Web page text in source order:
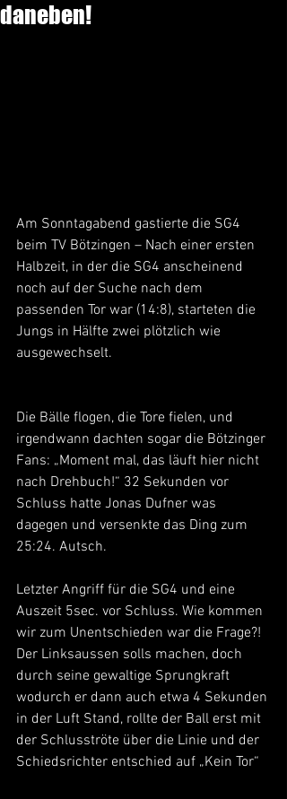
daneben!
Am Sonntagabend gastierte die SG4
beim TV Bötzingen – Nach einer ersten
Halbzeit, in der die SG4 anscheinend
noch auf der Suche nach dem
passenden Tor war (14:8), starteten die
Jungs in Hälfte zwei plötzlich wie
ausgewechselt.
Die Bälle flogen, die Tore fielen, und
irgendwann dachten sogar die Bötzinger
Fans: „Moment mal, das läuft hier nicht
nach Drehbuch!“ 32 Sekunden vor
Schluss hatte Jonas Dufner was
dagegen und versenkte das Ding zum
25:24. Autsch.
Letzter Angriff für die SG4 und eine
Auszeit 5sec. vor Schluss. Wie kommen
wir zum Unentschieden war die Frage?!
Der Linksaussen solls machen, doch
durch seine gewaltige Sprungkraft
wodurch er dann auch etwa 4 Sekunden
in der Luft Stand, rollte der Ball erst mit
der Schlusströte über die Linie und der
Schiedsrichter entschied auf „Kein Tor“